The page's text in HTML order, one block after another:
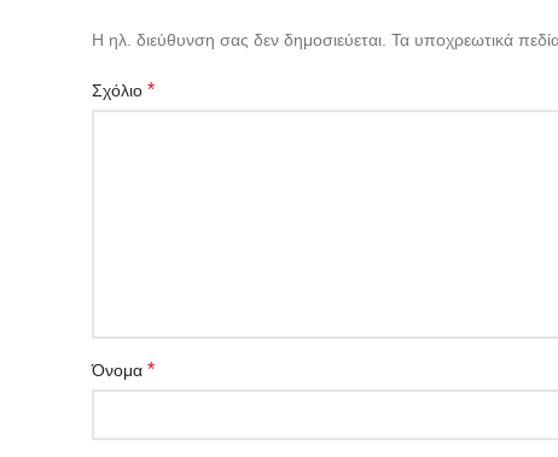
Η ηλ. διεύθυνση σας δεν δημοσιεύεται. Τα υποχρεωτικά
Σχόλιο *
Όνομα *